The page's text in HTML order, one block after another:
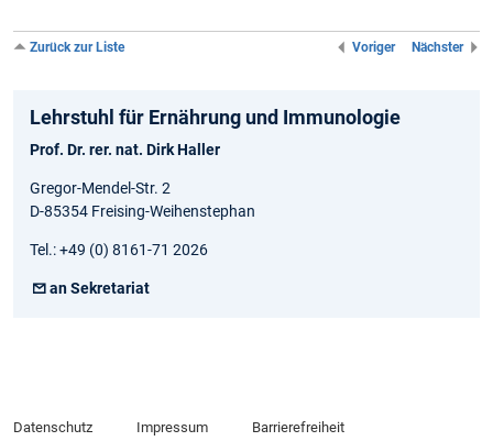
Zurück zur Liste Nächster
Voriger
Lehrstuhl für Ernährung und Immunologie
Prof. Dr. rer. nat. Dirk Haller
Gregor-Mendel-Str. 2
D-85354 Freising-Weihenstephan
Tel.: +49 (0) 8161-71 2026
an Sekretariat
Datenschutz Impressum Barrierefreiheit